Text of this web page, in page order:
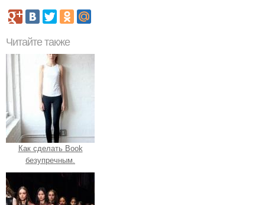
Читайте также
Как сделать Book
безупречным.